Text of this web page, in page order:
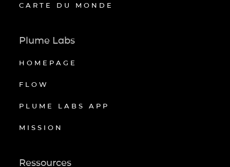
CARTE DU MONDE
Plume Labs
HOMEPAGE
FLOW
PLUME LABS APP
MISSION
Ressources